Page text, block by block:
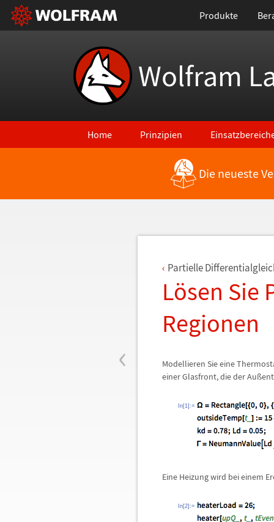
Produkte
Wolfram
Home Prinzipien
Zurück zu den neuesten FeaturesDie neueste
‹
Partielle
Lösen Sie
Regionen
Modellieren Sie eine
einer Glasfront, die der Auß
In[1]:=
Eine Heizung wird bei einem
In[2]:=